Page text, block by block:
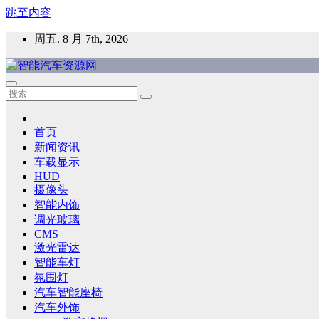
跳至内容
周五. 8 月 7th, 2026
智能汽车资源网
智能表面，智能内饰，新能源汽车，HMI，人车交互，智能车
首页
新闻资讯
车载显示
HUD
摄像头
智能内饰
调光玻璃
CMS
激光雷达
智能车灯
氛围灯
汽车智能座椅
汽车外饰